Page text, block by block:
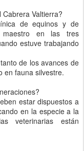
Valtierra?
de equinos y de
maestro en las tres
estuve trabajando
de los avances de
en fauna silvestre.
estar dispuestos a
en la especie a la
veterinarias están